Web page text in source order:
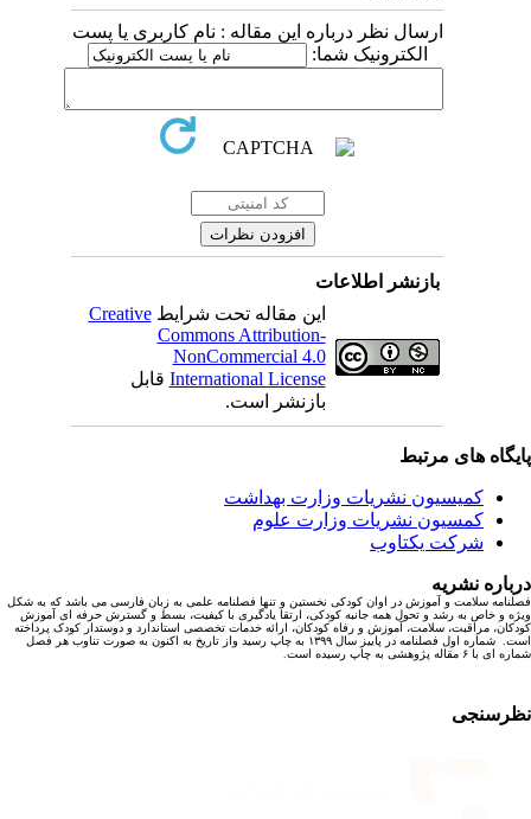
ارسال نظر درباره این مقاله : نام کاربری یا پست
الکترونیک شما:
بازنشر اطلاعات
این مقاله تحت شرایطCreative
Commons Attribution-
NonCommercial 4.0
International Licenseقابل
بازنشر است.
های مرتبط
کمیسیون نشریات وزارت بهداشت
کمسیون نشریات وزارت علوم
شرکت یکتاوب
نشریه
سلامت و آموزش در اوان کودکی نخستین و تنها فصلنامه علمی به زبان فارسی می باشد که به شکل
و خاص به رشد و تحول همه جانبه کودکی، ارتقا یادگیری با کیفیت، بسط و گسترش حرفه ای آموزش
مراقبت، سلامت، آموزش و رفاه کودکان، ارائه خدمات تخصصی استاندارد و دوستدار کودک پرداخته
است. شماره اول فصلنامه در پاییز سال ۱۳۹۹ به چاپ رسید واز تاریخ به اکنون به صورت تناوب هر فصل
۶ مقاله پژوهشی به چاپ رسیده است.